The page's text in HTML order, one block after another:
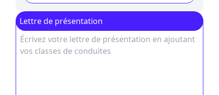
Lettre de présentation